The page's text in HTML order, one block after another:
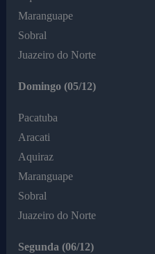
Maranguape
Sobral
Juazeiro do Norte
Domingo (05/12)
Pacatuba
Aracati
Aquiraz
Maranguape
Sobral
Juazeiro do Norte
Segunda (06/12)